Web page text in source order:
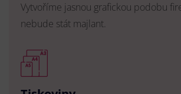
Vytvoříme jasnou grafickou podobu
nebude stát majlant.